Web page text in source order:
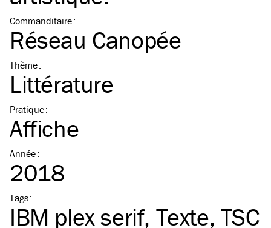
Commanditaire:
Réseau Canopée
Thème:
Littérature
Pratique:
Affiche
Année:
2018
Tags:
IBM plex serif Texte TSC